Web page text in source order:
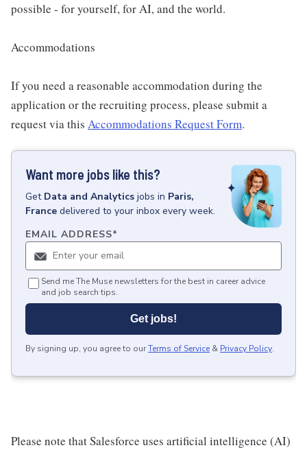
possible - for yourself, for AI, and the world.
Accommodations
If you need a reasonable accommodation during the
application or the recruiting process, please submit a
request via this Accommodations Request Form.
Want more jobs like this?
Get Data and Analytics jobs in Paris,
France delivered to your inbox every week.
EMAIL ADDRESS*
Send me The Muse newsletters for the best in career advice
and job search tips.
Get jobs!
By signing up, you agree to ourTerms of Service & Privacy Policy.
Please note that Salesforce uses artificial intelligence (AI)